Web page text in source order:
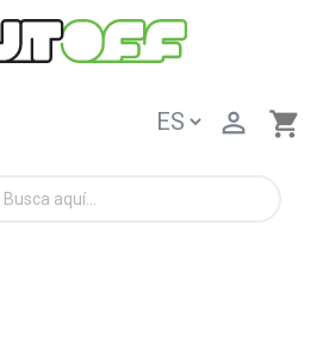
shopping_cart
